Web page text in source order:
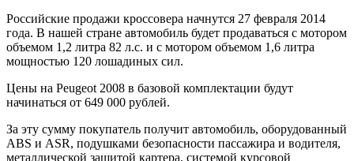
Российские продажи кроссовера начнутся 27 февраля 2014
года. В нашей стране автомобиль будет продаваться с мотором
объемом 1,2 литра 82 л.с. и с мотором объемом 1,6 литра
мощностью 120 лошадиных сил.
Цены на Peugeot 2008 в базовой комплектации будут
начинаться от 649 000 рублей.
За эту сумму покупатель получит автомобиль, оборудованный
ABS и ASR, подушками безопасности пассажира и водителя,
металлической защитой картера, системой курсовой